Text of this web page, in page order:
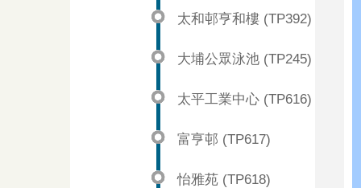
太和邨亨和樓 (TP392)
大埔公眾泳池 (TP245)
太平工業中心 (TP616)
富亨邨 (TP617)
怡雅苑 (TP618)